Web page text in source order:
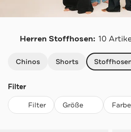
Herren Stoffhosen: 10
Chinos Shorts
Filter
Filter Größe Farbe